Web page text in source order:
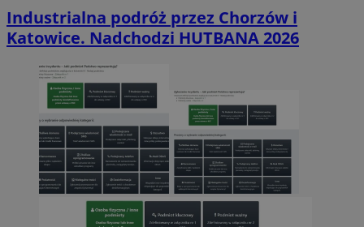
Industrialna podróż przez Chorzów i
Katowice. Nadchodzi HUTBANA 2026